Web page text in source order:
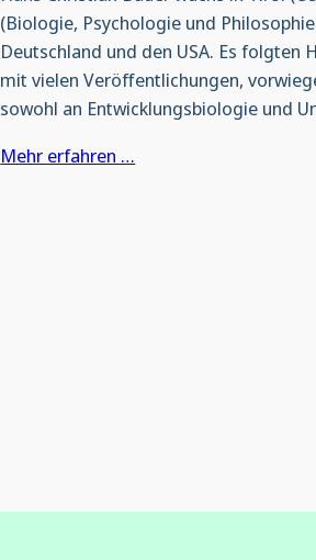
(Biologie, Psychologie und
Deutschland und den USA. Es
mit vielen Veröffentlichungen,
sowohl an Entwicklungsbiologie und
Mehr erfahren …